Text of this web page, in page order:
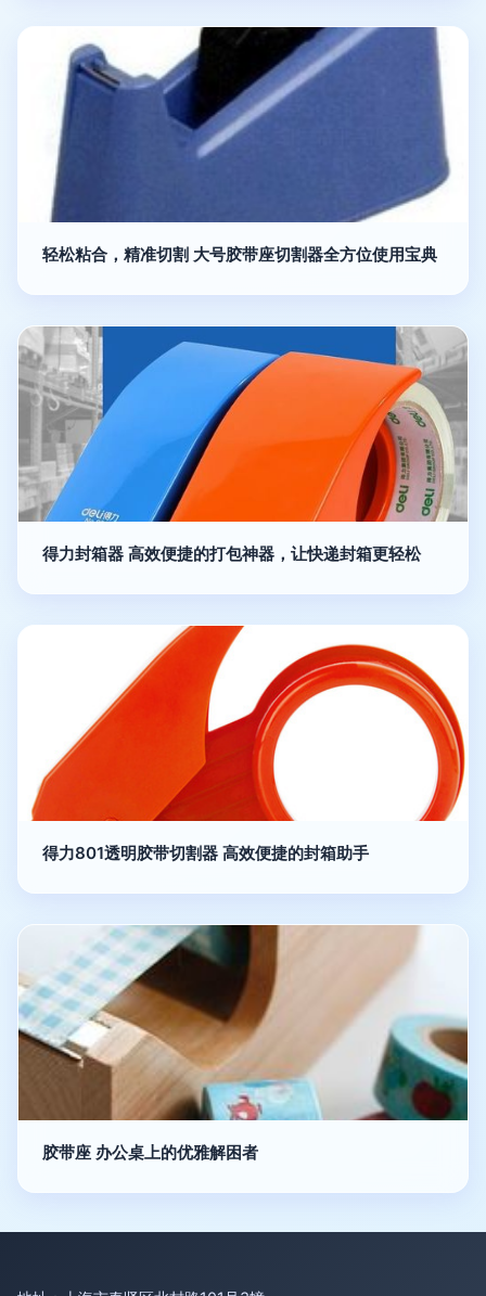
轻松粘合，精准切割 大号胶带座切割器全方位使用宝典
得力封箱器 高效便捷的打包神器，让快递封箱更轻松
得力801透明胶带切割器 高效便捷的封箱助手
胶带座 办公桌上的优雅解困者